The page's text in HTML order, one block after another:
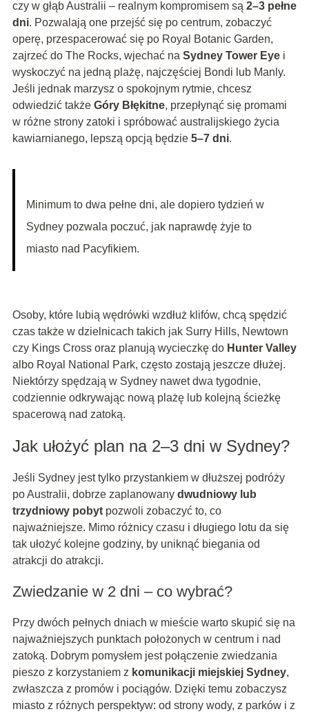
czy w głąb Australii – realnym kompromisem są 2–3 pełne
dni. Pozwalają one przejść się po centrum, zobaczyć
operę, przespacerować się po Royal Botanic Garden,
zajrzeć do The Rocks, wjechać na Sydney Tower Eyei
wyskoczyć na jedną plażę, najczęściej Bondi lub Manly.
Jeśli jednak marzysz o spokojnym rytmie, chcesz
odwiedzić także Góry Błękitne, przepłynąć się promami
w różne strony zatoki i spróbować australijskiego życia
kawiarnianego, lepszą opcją będzie 5–7 dni.
Minimum to dwa pełne dni, ale dopiero tydzień w
Sydney pozwala poczuć, jak naprawdę żyje to
miasto nad Pacyfikiem.
Osoby, które lubią wędrówki wzdłuż klifów, chcą spędzić
czas także w dzielnicach takich jak Surry Hills, Newtown
czy Kings Cross oraz planują wycieczkę do Hunter Valley
albo Royal National Park, często zostają jeszcze dłużej.
Niektórzy spędzają w Sydney nawet dwa tygodnie,
codziennie odkrywając nową plażę lub kolejną ścieżkę
spacerową nad zatoką.
Jak ułożyć plan na 2–3 dni w Sydney?
Jeśli Sydney jest tylko przystankiem w dłuższej podróży
po Australii, dobrze zaplanowany dwudniowy lub
trzydniowy pobytpozwoli zobaczyć to, co
najważniejsze. Mimo różnicy czasu i długiego lotu da się
tak ułożyć kolejne godziny, by uniknąć biegania od
atrakcji do atrakcji.
Zwiedzanie w 2 dni – co wybrać?
Przy dwóch pełnych dniach w mieście warto skupić się na
najważniejszych punktach położonych w centrum i nad
zatoką. Dobrym pomysłem jest połączenie zwiedzania
pieszo z korzystaniem z komunikacji miejskiej Sydney,
zwłaszcza z promów i pociągów. Dzięki temu zobaczysz
miasto z różnych perspektyw: od strony wody, z parków i z